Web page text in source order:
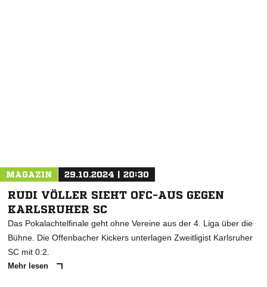
MAGAZIN 29.10.2024 | 20:30
RUDI VÖLLER SIEHT OFC-AUS GEGEN
KARLSRUHER SC
Das Pokalachtelfinale geht ohne Vereine aus der 4. Liga über die
Bühne. Die Offenbacher Kickers unterlagen Zweitligist Karlsruher
SC mit 0:2.
Mehr lesen